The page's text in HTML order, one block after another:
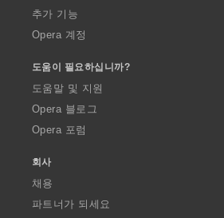
추가 기능
Opera 계정
도움이 필요하십니까?
도움말 및 지원
Opera 블로그
Opera 포럼
회사
채용
파트너가 되세요